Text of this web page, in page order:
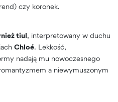
czy koronek.
tiul, interpretowany w duchu
Chloé. Lekkość,
nadają mu nowoczesnego
a niewymuszonym